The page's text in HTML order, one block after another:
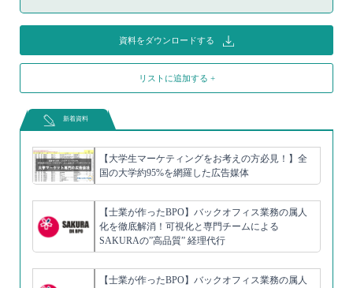
資料をダウンロードする
リストに追加する +
新着資料
【大学生マーケティングをお考えの方必見！】全
国の大学約95%を網羅した広告媒体
【士業が作ったBPO】バックオフィス業務の属人
化を徹底解消！可視化と専門チームによる
SAKURAの”高品質” 経理代行
【士業が作ったBPO】バックオフィス業務の属人